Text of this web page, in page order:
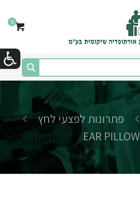
0
פתרונות לפצעי לחץ
EAR PILLOW